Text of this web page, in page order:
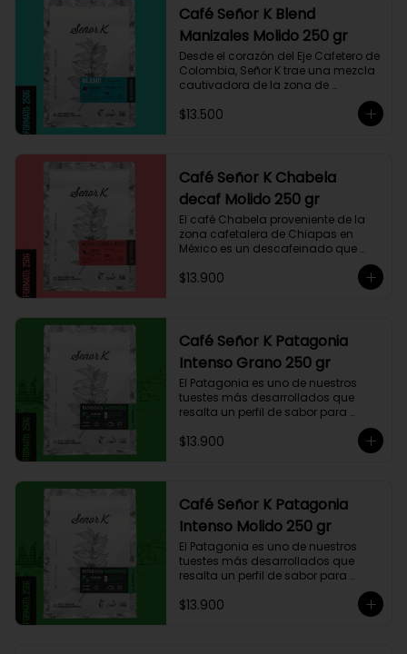
trazas de chocolate. El tueste medio
permite degustar todos los sabores
complejos de este café
Café Señor K Blend
Manizales Molido 250 gr
Desde el corazón del Eje Cafetero de
Colombia, Señor K trae una mezcla
cautivadora de la zona de
Manizales, entre 1.800 y 1.950 msnm.
La variedad es Castillo, que ha sido
trazas de chocolate. El tueste medio
permite degustar todos los sabores
complejos de este café
$13.500
Café Señor K Chabela
decaf Molido 250 gr
El café Chabela proveniente de la
zona cafetalera de Chiapas en
México es un descafeinado que
Este café se siembra cerca de la
fruto de su trabajo en el campo a
su madre, Chabela. Es un típica
descafeinado con agua, con
toques especiados y un cuerpo
cremoso, resaltan notas canela,
chocolate negro y lima, esto le
otorga una puntuación de 83,75. Si
buscas descansar de la cafeína,
esta es una exquisita alternativa
$13.900
Café Señor K Patagonia
Intenso Grano 250 gr
El Patagonia es uno de nuestros
tuestes más desarrollados que
resalta un perfil de sabor para
intenso único y con exquisito
Lo diseñamos intencionalmente
para resaltar la intensidad y
generar una gran sinergia si se
añade leche. Se trata de un Blend
con un rico sabor achocolatado.
$13.900
Café Señor K Patagonia
Intenso Molido 250 gr
El Patagonia es uno de nuestros
tuestes más desarrollados que
resalta un perfil de sabor para
intenso único y con exquisito
$13.900